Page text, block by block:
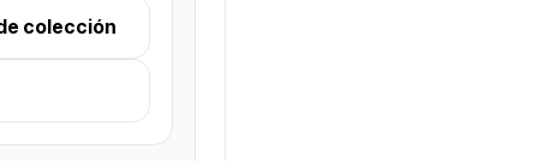
colección